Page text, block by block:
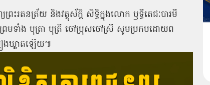
ះរតនត្រ័យ និងវត្ថុស័ក្តិ សិទ្ធិក្នុងលោក ឫទ្ធីតេជៈបារមី
ព្រមទាំង បុត្រា បុត្រី ចៅប្រុសចៅស្រី សូមប្រកបដោយព
ងឃ្លាតឡើយ៕